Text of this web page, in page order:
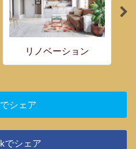
リノベーション
シェア
でシェア